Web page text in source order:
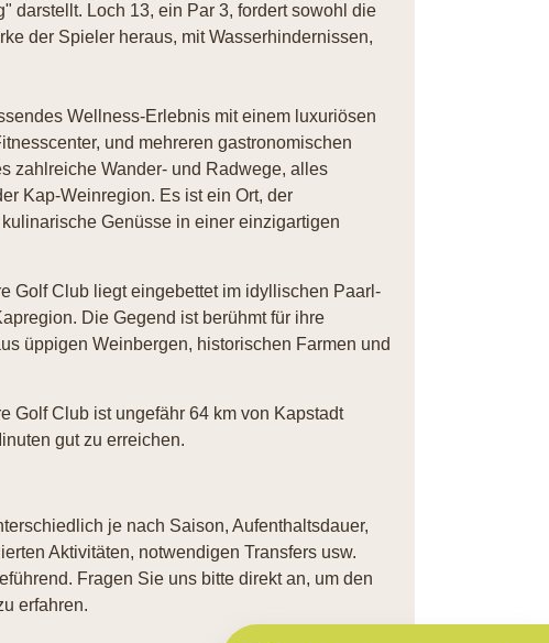
darstellt. Loch 13, ein Par 3, fordert sowohl die
der Spieler heraus, mit Wasserhindernissen,
Wellness-Erlebnis mit einem luxuriösen
und mehreren gastronomischen
zahlreiche Wander- und Radwege, alles
Kap-Weinregion. Es ist ein Ort, der
Genüsse in einer einzigartigen
Golf Club liegt eingebettet im idyllischen Paarl-
Die Gegend ist berühmt für ihre
üppigen Weinbergen, historischen Farmen und
Golf Club ist ungefähr 64 km von Kapstadt
gut zu erreichen.
je nach Saison, Aufenthaltsdauer,
Aktivitäten, notwendigen Transfers usw.
Fragen Sie uns bitte direkt an, um den
erfahren.